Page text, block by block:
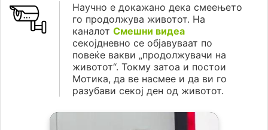
Научно е докажано дека смеењето
го продолжува животот. На
каналот Смешни видеа
секојдневно се објавуваат по
повеќе вакви „продолжувачи на
животот“. Токму затоа и постои
Мотика, да ве насмее и да ви го
разубави секој ден од животот.